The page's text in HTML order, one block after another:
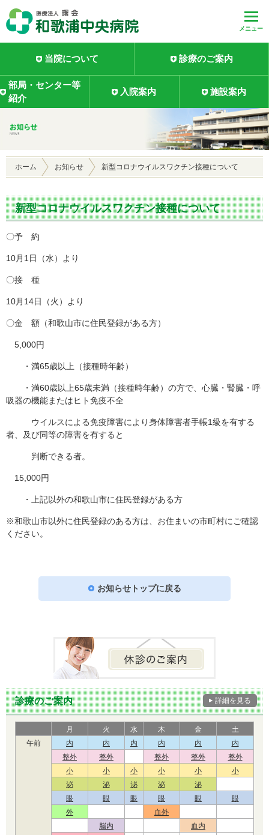
メニュー
当院について 診療のご案内
部局・センター等
紹介
入院案内 施設案内
ホーム お知らせ 新型コロナウイルスワクチン接種について
新型コロナウイルスワクチン接種について
〇予 約
10月1日（水）より
〇接 種
10月14日（火）より
〇金 額（和歌山市に住民登録がある方）
5,000円
・満65歳以上（接種時年齢）
・満60歳以上65歳未満（接種時年齢）の方で、心臓・腎臓・呼
吸器の機能またはヒト免疫不全
ウイルスによる免疫障害により身体障害者手帳1級を有する
者、及び同等の障害を有すると
判断できる者。
15,000円
・上記以外の和歌山市に住民登録がある方
※和歌山市以外に住民登録のある方は、お住まいの市町村にご確認
ください。
お知らせトップに戻る
診療のご案内 詳細を見る
月 火 水 木 金
土
午前
内 内 内 内 内
内
整外
整外 整外 整外
整外
小
小 小 小 小
小
泌
泌 泌 泌
泌
眼
眼 眼 眼 眼
眼
外
血外
脳内
血内